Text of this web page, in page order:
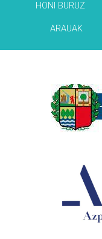
HONI BURUZ
ARAUAK